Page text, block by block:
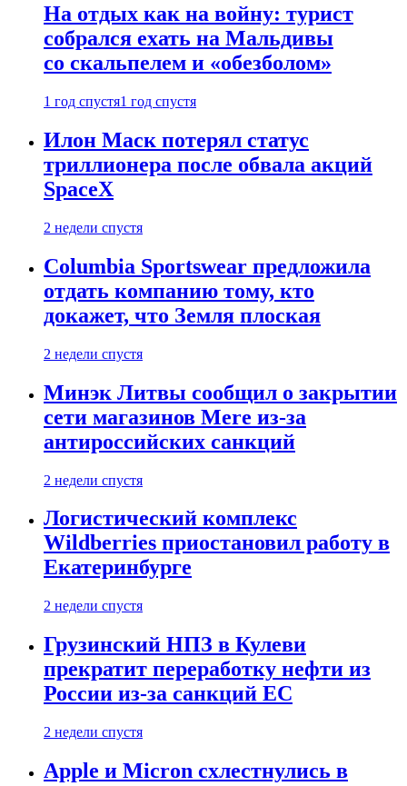
На отдых как на войну: турист
собрался ехать на Мальдивы
со скальпелем и «обезболом»
1 год спустя1 год спустя
Илон Маск потерял статус
триллионера после обвала акций
SpaceX
2 недели спустя
Columbia Sportswear предложила
отдать компанию тому, кто
докажет, что Земля плоская
2 недели спустя
Минэк Литвы сообщил о закрытии
сети магазинов Mere из-за
антироссийских санкций
2 недели спустя
Логистический комплекс
Wildberries приостановил работу в
Екатеринбурге
2 недели спустя
Грузинский НПЗ в Кулеви
прекратит переработку нефти из
России из-за санкций ЕС
2 недели спустя
Apple и Micron схлестнулись в